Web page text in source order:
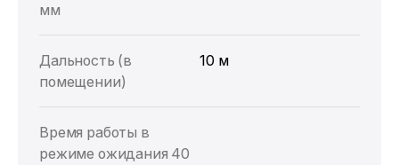
мм
Дальность (в
помещении)
10 м
Время работы в
режиме ожидания 40